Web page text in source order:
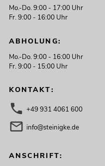
Mo.-Do. 9:00 - 17:00 Uhr
Fr. 9:00 - 16:00 Uhr
ABHOLUNG:
Mo.-Do. 9:00 - 16:00 Uhr
Fr. 9:00 - 15:00 Uhr
KONTAKT:
+49 931 4061 600
info@steinigke.de
ANSCHRIFT: